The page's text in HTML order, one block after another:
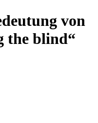
von
the blind“